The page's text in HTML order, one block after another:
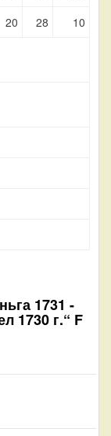
20 28 10
1731 -
1730 г.“ F